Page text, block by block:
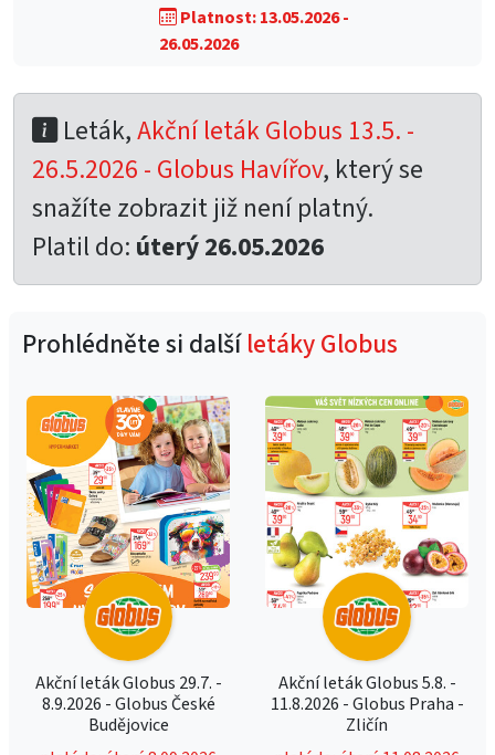
Platnost: 13.05.2026 -
26.05.2026
Leták,Akční leták Globus 13.5. -
26.5.2026 - Globus Havířov, který se
snažíte zobrazit již není platný.
Platil do: úterý 26.05.2026
Prohlédněte si dalšíletáky Globus
Akční leták Globus 29.7. -
8.9.2026 - Globus České
Budějovice
Akční leták Globus 5.8. -
11.8.2026 - Globus Praha -
Zličín